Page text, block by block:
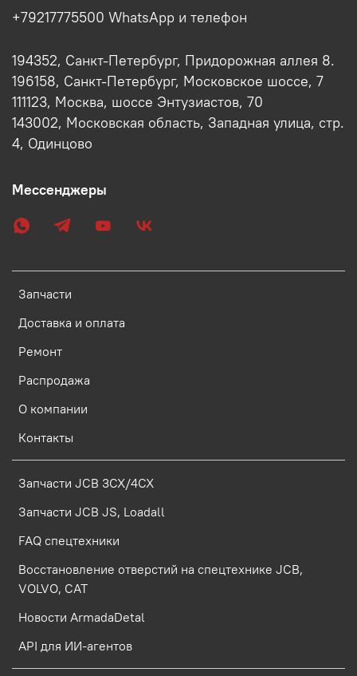
Запчасти
Доставка и оплата
Ремонт
Распродажа
О компании
Контакты
Запчасти JCB 3CX/4CX
Запчасти JCB JS, Loadall
FAQ спецтехники
Восстановление отверстий на спецтехнике JCB,
VOLVO, CAT
Новости ArmadaDetal
API для ИИ-агентов
+79217775500 WhatsApp и телефон
194352, Санкт-Петербург, Придорожная аллея 8.
196158, Санкт-Петербург, Московское шоссе, 7
111123, Москва, шоссе Энтузиастов, 70
143002, Московская область, Западная улица, стр.
4, Одинцово
Мессенджеры